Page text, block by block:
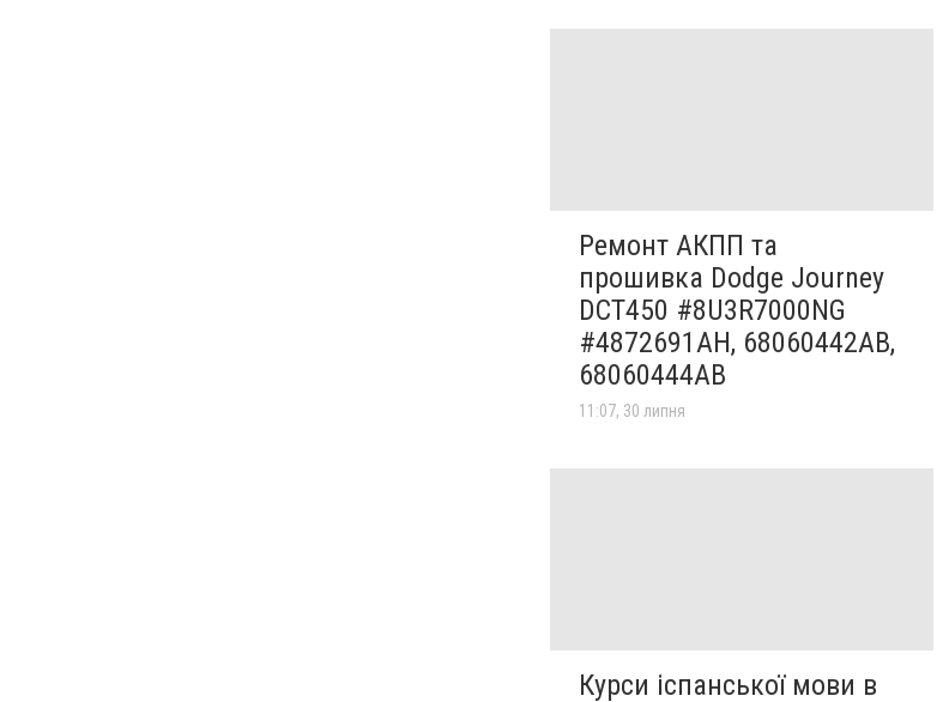
Ремонт АКПП та
прошивка Dodge Journey
DCT450 #8U3R7000NG
#4872691AH, 68060442AB,
68060444AB
11:07, 30 липня
Курси іспанської мови в